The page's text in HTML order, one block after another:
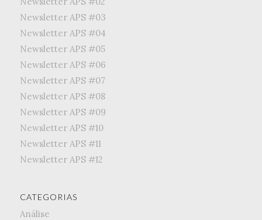
Newsletter APS #03
Newsletter APS #04
Newsletter APS #05
Newsletter APS #06
Newsletter APS #07
Newsletter APS #08
Newsletter APS #09
Newsletter APS #10
Newsletter APS #11
Newsletter APS #12
CATEGORIAS
Análise